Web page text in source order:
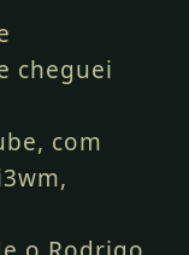
cheguei
com